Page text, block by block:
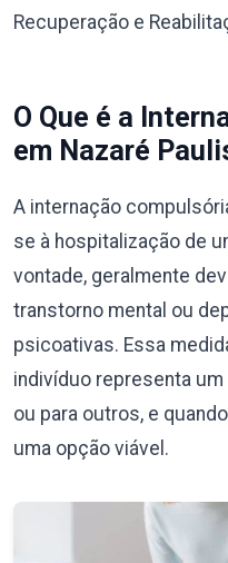
Recuperação e
O Que é a
em Nazaré
A internação
se à hospitalização de
vontade, geralmente
transtorno mental ou
psicoativas. Essa
indivíduo representa
ou para outros, e
uma opção viável.